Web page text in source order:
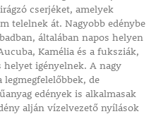
cserjéket, amelyek
telelnek át. Nagyobb edénybe
általában napos helyen
Kamélia és a fuksziák,
helyet igényelnek. A nagy
legmegfelelőbbek, de
edények is alkalmasak
alján vízelvezető nyílások